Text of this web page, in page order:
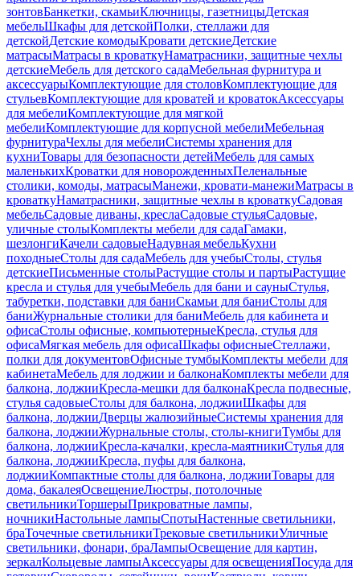
зонтовБанкетки, скамьиКлючницы, газетницыДетская
мебельШкафы для детскойПолки, стеллажи для
детскойДетские комодыКровати детскиеДетские
матрасыМатрасы в кроваткуНаматрасники, защитные чехлы
детскиеМебель для детского садаМебельная фурнитура и
аксессуарыКомплектующие для столовКомплектующие для
стульевКомплектующие для кроватей и кроватокАксессуары
для мебелиКомплектующие для мягкой
мебелиКомплектующие для корпусной мебелиМебельная
фурнитураЧехлы для мебелиСистемы хранения для
кухниТовары для безопасности детейМебель для самых
маленькихКроватки для новорожденныхПеленальные
столики, комоды, матрасыМанежи, кровати-манежиМатрасы в
кроваткуНаматрасники, защитные чехлы в кроваткуСадовая
мебельСадовые диваны, креслаСадовые стульяСадовые,
уличные столыКомплекты мебели для садаГамаки,
шезлонгиКачели садовыеНадувная мебельКухни
походныеСтолы для садаМебель для учебыСтолы, стулья
детскиеПисьменные столыРастущие столы и партыРастущие
кресла и стулья для учебыМебель для бани и сауныСтулья,
табуретки, подставки для баниСкамьи для баниСтолы для
баниЖурнальные столики для баниМебель для кабинета и
офисаСтолы офисные, компьютерныеКресла, стулья для
офисаМягкая мебель для офисаШкафы офисныеСтеллажи,
полки для документовОфисные тумбыКомплекты мебели для
кабинетаМебель для лоджии и балконаКомплекты мебели для
балкона, лоджииКресла-мешки для балконаКресла подвесные,
стулья садовыеСтолы для балкона, лоджииШкафы для
балкона, лоджииДверцы жалюзийныеСистемы хранения для
балкона, лоджииЖурнальные столы, столы-книгиТумбы для
балкона, лоджииКресла-качалки, кресла-маятникиСтулья для
балкона, лоджииКресла, пуфы для балкона,
лоджииКомпактные столы для балкона, лоджииТовары для
дома, бакалеяОсвещениеЛюстры, потолочные
светильникиТоршерыПрикроватные лампы,
ночникиНастольные лампыСпотыНастенные светильники,
браТочечные светильникиТрековые светильникиУличные
светильники, фонари, браЛампыОсвещение для картин,
зеркалКольцевые лампыАксессуары для освещенияПосуда для